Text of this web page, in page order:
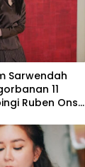
Sarwendah
11
Ruben Onsu